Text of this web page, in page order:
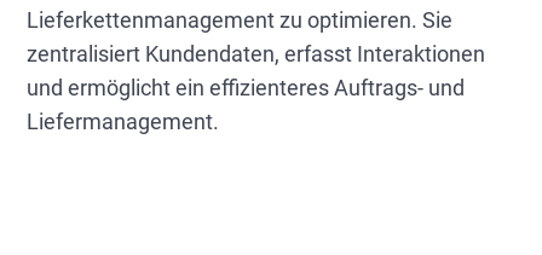
Lieferkettenmanagement zu optimieren. Sie
zentralisiert Kundendaten, erfasst Interaktionen
und ermöglicht ein effizienteres Auftrags- und
Liefermanagement.